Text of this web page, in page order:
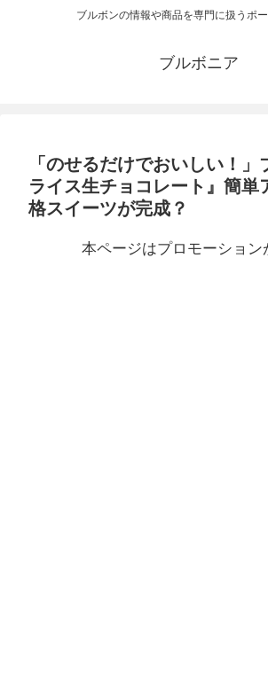
ブルボンの情報や商品を専門に扱うポ
ブルボニア
「のせるだけでおいしい！」
ライス生チョコレート』簡単
格スイーツが完成？
本ページはプロモーション